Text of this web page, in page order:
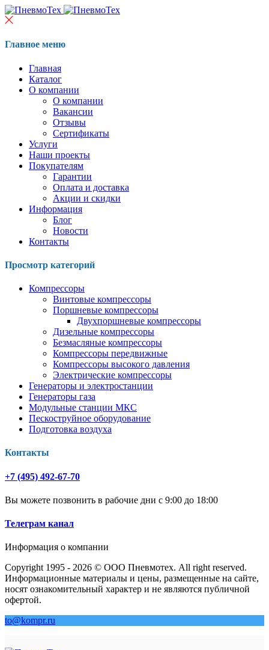
Главное меню
Главная
Каталог
О компании
О компании
Вакансии
Отзывы
Сертификаты
Услуги
Наши проекты
Покупателям
Гарантии
Оплата и доставка
Акции и скидки
Информация
Блог
Новости
Контакты
Просмотр категорий
Компрессоры
Винтовые компрессоры
Поршневые компрессоры
Двухпоршневые компрессоры
Дизельные компрессоры
Безмасляные компрессоры
Компрессоры передвижные
Компрессоры высокого давления
Электрические компрессоры
Генераторы и электростанции
Генераторы газа
Модульные станции МКС
Пескоструйное оборудование
Подготовка воздуха
Контакты
+7 (495) 492-67-70
Вы можете позвонить в рабочие дни с 9:00 до 18:00
Телеграм канал
Информация о компании
Copyright 1995 - 2026 © ООО Пневмотех. All right reserved.
Информационные материалы и цены, размещенные на сайте,
носят ознакомительный характер и не являются публичной
офертой.
to@kompr.ru